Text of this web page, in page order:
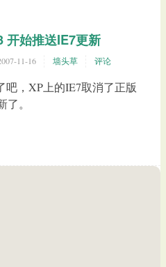
始推送IE7更新
11-16 墙头草 评论
吧，XP上的IE7取消了正版
。